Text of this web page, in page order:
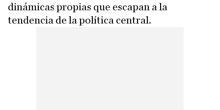
dinámicas propias que escapan a la
tendencia de la política central.